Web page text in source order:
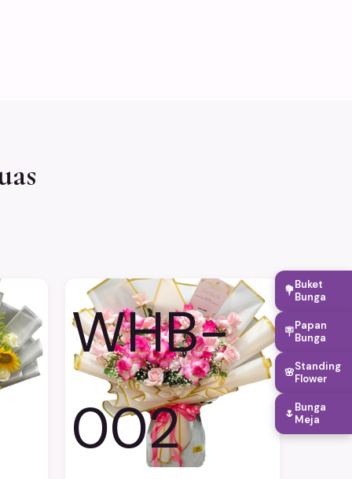
WHB-
002
💐Buket
Bunga
🪧Papan
Bunga
🌸Standing
Flower
🌷Bunga
Meja